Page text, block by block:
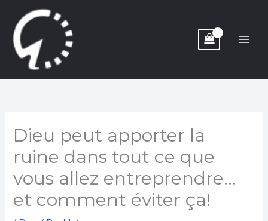
contenu
Dieu peut apporter la
ruine dans tout ce que
vous allez entreprendre…
et comment éviter ça!